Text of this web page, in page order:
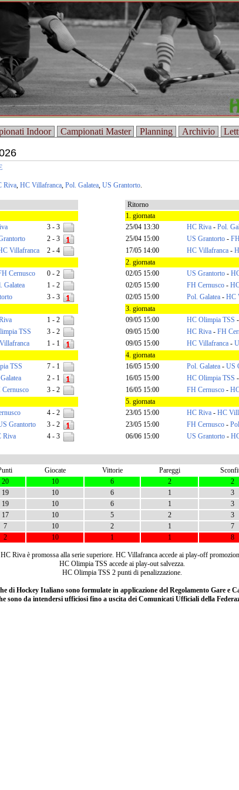
Indoor Campionati Master Planning Archivio
Riva, HC Villafranca, Pol. Galatea, US Grantorto.
3 - 3
2 - 3
Villafranca
2 - 4
Cernusco
0 - 2
Galatea
1 - 2
3 - 3
1 - 2
TSS
3 - 2
1 - 1
TSS
7 - 1
2 - 1
Cernusco
3 - 2
4 - 2
Grantorto
3 - 2
Riva 4 - 3
Ritorno
1. giornata
25/04 13:30
HC Riva - Pol.
25/04 15:00
US Grantorto -
17/05 14:00
HC Villafranca -
2. giornata
02/05 15:00
US Grantorto -
02/05 15:00
FH Cernusco -
02/05 15:00
Pol. Galatea - HC
3. giornata
09/05 15:00
HC Olimpia TSS -
09/05 15:00
HC Riva - FH
09/05 15:00
HC Villafranca -
4. giornata
16/05 15:00
Pol. Galatea - US
16/05 15:00
HC Olimpia TSS -
16/05 15:00
FH Cernusco -
5. giornata
23/05 15:00
HC Riva - HC
23/05 15:00
FH Cernusco -
06/06 15:00
US Grantorto -
Giocate Vittorie Pareggi
20 10 6 2 2
19 10 6 1 3
19 10 6 1 3
17 10 5 2 3
7 10 2 1 7
2 10 1 1 8
HC Riva è promossa alla serie superiore. HC Villafranca accede ai play-off
HC Olimpia TSS accede ai play-out salvezza.
HC Olimpia TSS 2 punti di penalizzazione.
di Hockey Italiano sono formulate in applicazione del Regolamento Gare e
sono da intendersi ufficiosi fino a uscita dei Comunicati Ufficiali della